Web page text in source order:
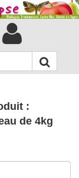
:
de 4kg